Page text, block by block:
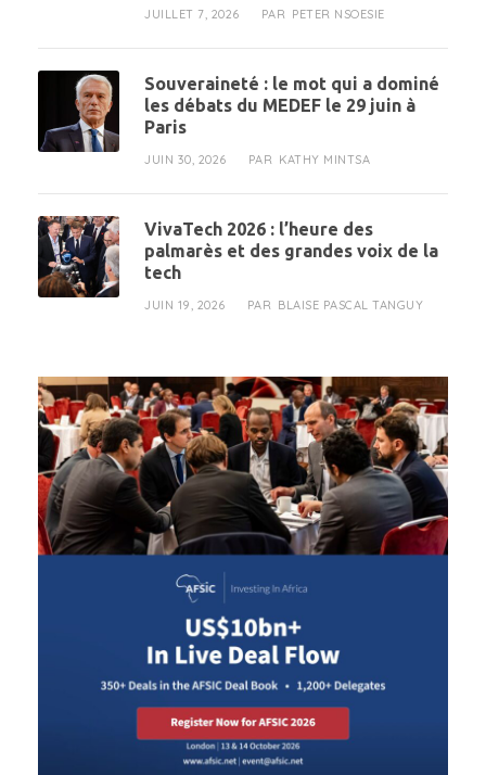
JUILLET 7, 2026 PAR PETER NSOESIE
Souveraineté : le mot qui a dominé
les débats du MEDEF le 29 juin à
Paris
JUIN 30, 2026 PAR KATHY MINTSA
VivaTech 2026 : l’heure des
palmarès et des grandes voix de la
tech
JUIN 19, 2026 PAR BLAISE PASCAL TANGUY